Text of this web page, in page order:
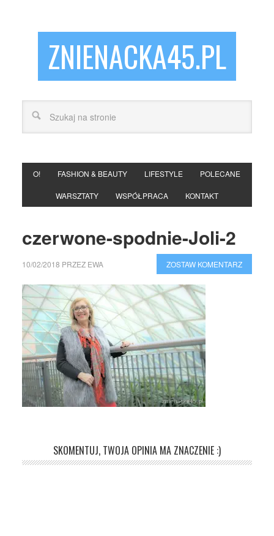
ZNIENACKA45.PL
O! FASHION & BEAUTY LIFESTYLE POLECANE
WARSZTATY WSPÓŁPRACA KONTAKT
czerwone-spodnie-Joli-2
10/02/2018 PRZEZ EWA ZOSTAW KOMENTARZ
SKOMENTUJ, TWOJA OPINIA MA ZNACZENIE :)